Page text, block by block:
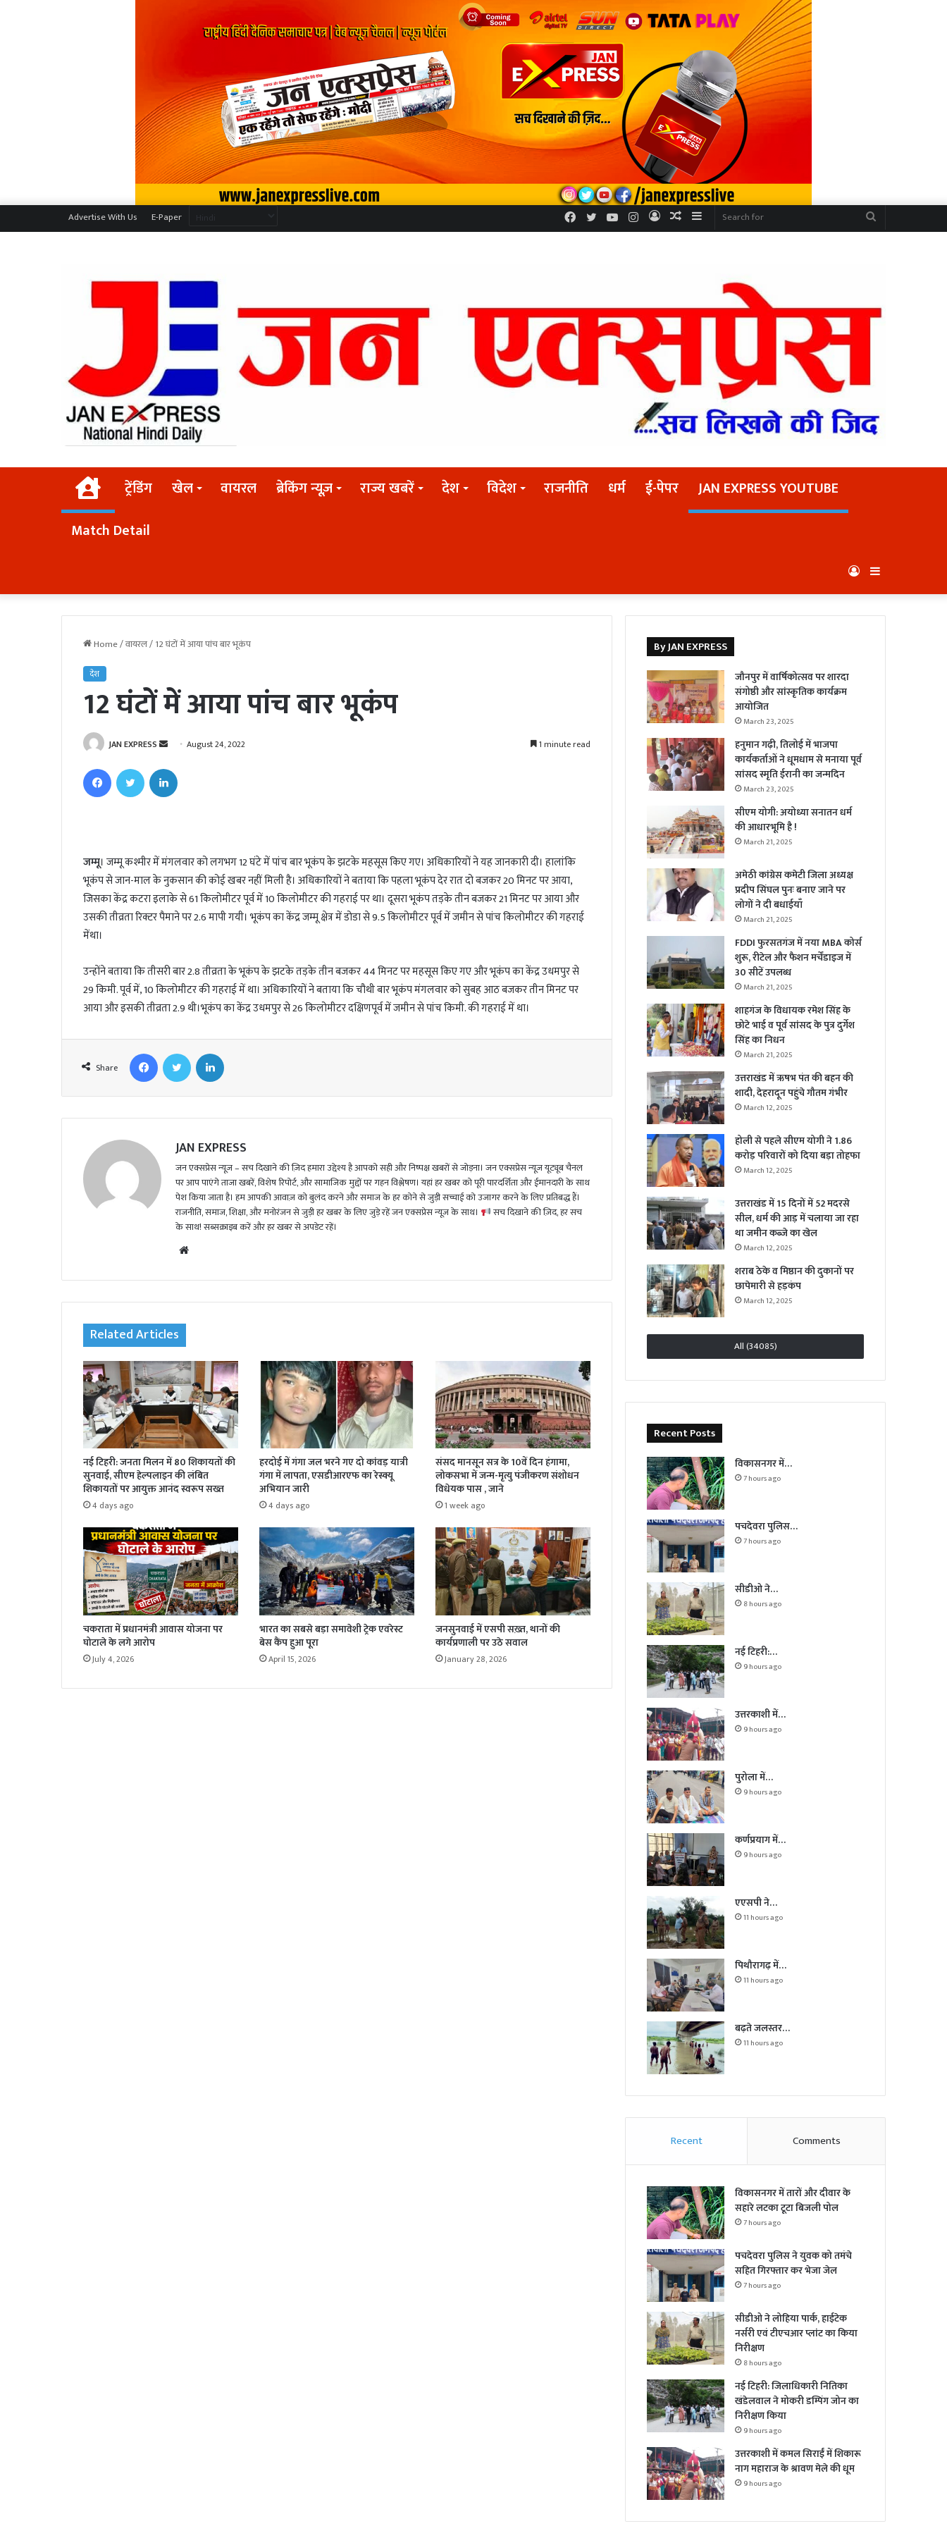
Advertise With Us E-Paper Sidebar
Random
Log
Instagram
YouTube
Twitter
Facebook
Homeट्रेंडिंग खेल वायरल ब्रेकिंग न्यूज़ राज्य खबरें देश विदेश राजनीति धर्म ई-पेपर
JAN EXPRESS YOUTUBE
Match Detail
Log
In
Home/वायरल/12 घंटों में आया पांच बार भूकंप
देश
12 घंटों में आया पांच बार भूकंप
JAN EXPRESS
d
m
a
i
l
August 24, 2022 1 minute read
जम्मू। जम्मू कश्मीर में मंगलवार को लगभग 12 घंटे में पांच बार भूकंप के झटके महसूस किए गए। अधिकारियों ने यह जानकारी दी। हालांकि
भूकंप से जान-माल के नुकसान की कोई खबर नहीं मिली है। अधिकारियों ने बताया कि पहला भूकंप देर रात दो बजकर 20 मिनट पर आया,
जिसका केंद्र कटरा इलाके से 61 किलोमीटर पूर्व में 10 किलोमीटर की गहराई पर था। दूसरा भूकंप तड़के तीन बजकर 21 मिनट पर आया और
उसकी तीव्रता रिक्टर पैमाने पर 2.6 मापी गयी। भूकंप का केंद्र जम्मू क्षेत्र में डोडा से 9.5 किलोमीटर पूर्व में जमीन से पांच किलोमीटर की गहराई
मेंथा।
उन्होंने बताया कि तीसरी बार 2.8 तीव्रता के भूकंप के झटके तड़के तीन बजकर 44 मिनट पर महसूस किए गए और भूकंप का केंद्र उधमपुर से
29 किमी. पूर्व में, 10 किलोमीटर की गहराई में था। अधिकारियों ने बताया कि चौथी बार भूकंप मंगलवार को सुबह आठ बजकर तीन मिनट पर
आया और इसकी तीव्रता 2.9 थी।भूकंप का केंद्र उधमपुर से 26 किलोमीटर दक्षिणपूर्व में जमीन से पांच किमी. की गहराई में था।
Share
JAN EXPRESS
जन एक्सप्रेस न्यूज़ – सच दिखाने की ज़िद हमारा उद्देश्य है आपको सही और निष्पक्ष खबरों से जोड़ना। जन एक्सप्रेस न्यूज़ यूट्यूब चैनल
पर आप पाएंगे ताजा खबरें, विशेष रिपोर्ट, और सामाजिक मुद्दों पर गहन विश्लेषण। यहां हर खबर को पूरी पारदर्शिता और ईमानदारी के साथ
पेश किया जाता है। हम आपकी आवाज़ को बुलंद करने और समाज के हर कोने से जुड़ी सच्चाई को उजागर करने के लिए प्रतिबद्ध हैं।
राजनीति, समाज, शिक्षा, और मनोरंजन से जुड़ी हर खबर के लिए जुड़े रहें जन एक्सप्रेस न्यूज़ के साथ।
सच दिखाने की ज़िद, हर सच
के साथ! सब्सक्राइब करें और हर खबर से अपडेट रहें।
te
Related Articles
नई टिहरी: जनता मिलन में 80 शिकायतों की
सुनवाई, सीएम हेल्पलाइन की लंबित
शिकायतों पर आयुक्त आनंद स्वरूप सख्त
4 days ago
हरदोई में गंगा जल भरने गए दो कांवड़ यात्री
गंगा में लापता, एसडीआरएफ का रेस्क्यू
अभियान जारी
4 days ago
संसद मानसून सत्र के 10वें दिन हंगामा,
लोकसभा में जन्म-मृत्यु पंजीकरण संशोधन
विधेयक पास , जाने
1 week ago
चकराता में प्रधानमंत्री आवास योजना पर
घोटाले के लगे आरोप
July 4, 2026
भारत का सबसे बड़ा समावेशी ट्रेक एवरेस्ट
बेस कैंप हुआ पूरा
April 15, 2026
जनसुनवाई में एसपी सख़्त, थानों की
कार्यप्रणाली पर उठे सवाल
January 28, 2026
By JAN EXPRESS
जौनपुर में वार्षिकोत्सव पर शारदा
संगोष्ठी और सांस्कृतिक कार्यक्रम
आयोजित
March 23, 2025
हनुमान गढ़ी, तिलोई में भाजपा
कार्यकर्ताओं ने धूमधाम से मनाया पूर्व
सांसद स्मृति ईरानी का जन्मदिन
March 23, 2025
सीएम योगी: अयोध्या सनातन धर्म
की आधारभूमि है !
March 21, 2025
अमेठी कांग्रेस कमेटी जिला अध्यक्ष
प्रदीप सिंघल पुनः बनाए जाने पर
लोगों ने दी बधाईयाँ
March 21, 2025
FDDI फुरसतगंज में नया MBA कोर्स
शुरू, रीटेल और फैशन मर्चेंडाइज में
30 सीटें उपलब्ध
March 21, 2025
शाहगंज के विधायक रमेश सिंह के
छोटे भाई व पूर्व सांसद के पुत्र दुर्गेश
सिंह का निधन
March 21, 2025
उत्तराखंड में ऋषभ पंत की बहन की
शादी, देहरादून पहुंचे गौतम गंभीर
March 12, 2025
होली से पहले सीएम योगी ने 1.86
करोड़ परिवारों को दिया बड़ा तोहफा
March 12, 2025
उत्तराखंड में 15 दिनों में 52 मदरसे
सील, धर्म की आड़ में चलाया जा रहा
था जमीन कब्जे का खेल
March 12, 2025
शराब ठेके व मिष्ठान की दुकानों पर
छापेमारी से हड़कंप
March 12, 2025
All (34085)
Recent Posts
विकासनगर में…
7 hours ago
पचदेवरा पुलिस…
7 hours ago
सीडीओ ने…
8 hours ago
नई टिहरी:…
9 hours ago
उत्तरकाशी में…
9 hours ago
पुरोला में…
9 hours ago
कर्णप्रयाग में…
9 hours ago
एएसपी ने…
11 hours ago
पिथौरागढ़ में…
11 hours ago
बढ़ते जलस्तर…
11 hours ago
Recent Comments
विकासनगर में तारों और दीवार के
सहारे लटका टूटा बिजली पोल
7 hours ago
पचदेवरा पुलिस ने युवक को तमंचे
सहित गिरफ्तार कर भेजा जेल
7 hours ago
सीडीओ ने लोहिया पार्क, हाईटेक
नर्सरी एवं टीएचआर प्लांट का किया
निरीक्षण
8 hours ago
नई टिहरी: जिलाधिकारी नितिका
खंडेलवाल ने मोकरी डम्पिंग जोन का
निरीक्षण किया
9 hours ago
उत्तरकाशी में कमल सिराईं में शिकारू
नाग महाराज के श्रावण मेले की धूम
9 hours ago